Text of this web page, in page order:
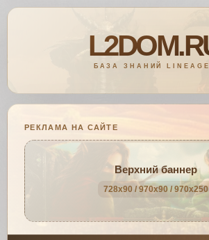
РЕКЛАМА НА САЙТЕ
Верхний баннер
728x90 / 970x90 / 970x250